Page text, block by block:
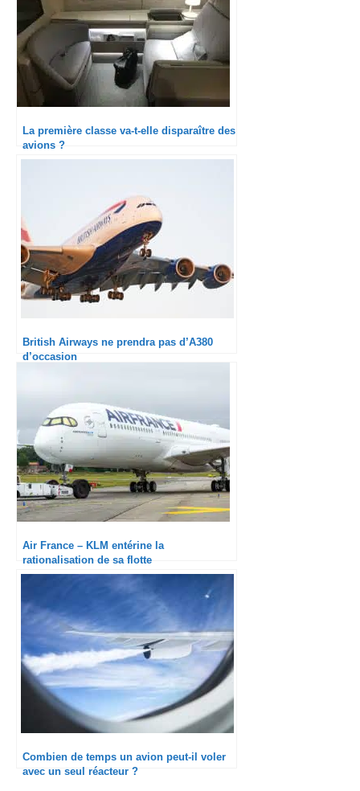
La première classe va-t-elle disparaître des
avions ?
British Airways ne prendra pas d’A380
d’occasion
Air France – KLM entérine la
rationalisation de sa flotte
Combien de temps un avion peut-il voler
avec un seul réacteur ?